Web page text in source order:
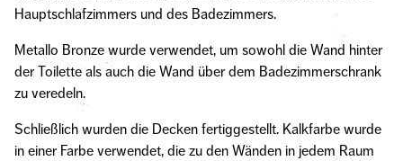
Hauptschlafzimmers und des Badezimmers.
Metallo Bronze wurde verwendet, um sowohl die Wand hinter
der Toilette als auch die Wand über dem Badezimmerschrank
zu veredeln.
Schließlich wurden die Decken fertiggestellt. Kalkfarbe wurde
in einer Farbe verwendet, die zu den Wänden in jedem Raum